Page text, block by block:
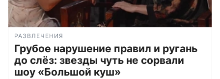
РАЗВЛЕЧЕНИЯ
Грубое нарушение правил и ругань
до слёз: звезды чуть не сорвали
шоу «Большой куш»